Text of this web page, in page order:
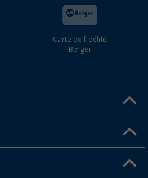
Carte de fidélité
Berger